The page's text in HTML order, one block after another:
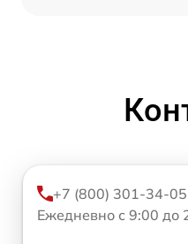
+7 (800) 301-34-05
Ежедневно с 9:00 до